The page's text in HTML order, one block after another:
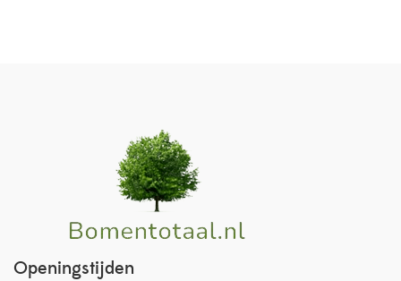
Openingstijden